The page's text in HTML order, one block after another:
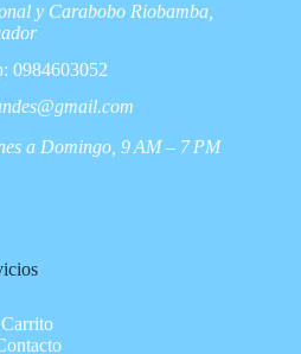
y Carabobo Riobamba,
0984603052
a Domingo, 9 AM – 7 PM
Carrito